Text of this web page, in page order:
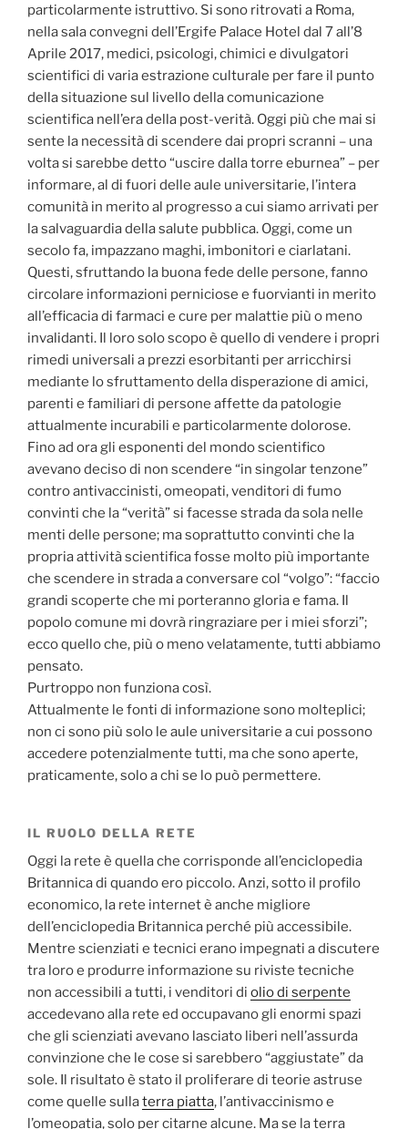
particolarmente istruttivo. Si sono ritrovati a Roma,
nella sala convegni dell’Ergife Palace Hotel dal 7 all’8
Aprile 2017, medici, psicologi, chimici e divulgatori
scientifici di varia estrazione culturale per fare il punto
della situazione sul livello della comunicazione
scientifica nell’era della post-verità. Oggi più che mai si
sente la necessità di scendere dai propri scranni – una
volta si sarebbe detto “uscire dalla torre eburnea” – per
informare, al di fuori delle aule universitarie, l’intera
comunità in merito al progresso a cui siamo arrivati per
la salvaguardia della salute pubblica. Oggi, come un
secolo fa, impazzano maghi, imbonitori e ciarlatani.
Questi, sfruttando la buona fede delle persone, fanno
circolare informazioni perniciose e fuorvianti in merito
all’efficacia di farmaci e cure per malattie più o meno
invalidanti. Il loro solo scopo è quello di vendere i propri
rimedi universali a prezzi esorbitanti per arricchirsi
mediante lo sfruttamento della disperazione di amici,
parenti e familiari di persone affette da patologie
attualmente incurabili e particolarmente dolorose.
Fino ad ora gli esponenti del mondo scientifico
avevano deciso di non scendere “in singolar tenzone”
contro antivaccinisti, omeopati, venditori di fumo
convinti che la “verità” si facesse strada da sola nelle
menti delle persone; ma soprattutto convinti che la
propria attività scientifica fosse molto più importante
che scendere in strada a conversare col “volgo”: “faccio
grandi scoperte che mi porteranno gloria e fama. Il
popolo comune mi dovrà ringraziare per i miei sforzi”;
ecco quello che, più o meno velatamente, tutti abbiamo
pensato.
Purtroppo non funziona così.
Attualmente le fonti di informazione sono molteplici;
non ci sono più solo le aule universitarie a cui possono
accedere potenzialmente tutti, ma che sono aperte,
praticamente, solo a chi se lo può permettere.
IL RUOLO DELLA RETE
Oggi la rete è quella che corrisponde all’enciclopedia
Britannica di quando ero piccolo. Anzi, sotto il profilo
economico, la rete internet è anche migliore
dell’enciclopedia Britannica perché più accessibile.
Mentre scienziati e tecnici erano impegnati a discutere
tra loro e produrre informazione su riviste tecniche
non accessibili a tutti, i venditori di olio di serpente
accedevano alla rete ed occupavano gli enormi spazi
che gli scienziati avevano lasciato liberi nell’assurda
convinzione che le cose si sarebbero “aggiustate” da
sole. Il risultato è stato il proliferare di teorie astruse
come quelle sullaterra piatta, l’antivaccinismo e
l’omeopatia, solo per citarne alcune. Ma se la terra